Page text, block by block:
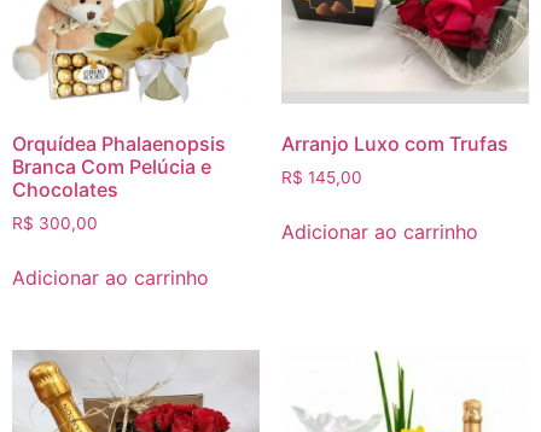
Orquídea Phalaenopsis
Branca Com Pelúcia e
Chocolates
R$ 300,00
Adicionar ao carrinho
Arranjo Luxo com Trufas
R$ 145,00
Adicionar ao carrinho